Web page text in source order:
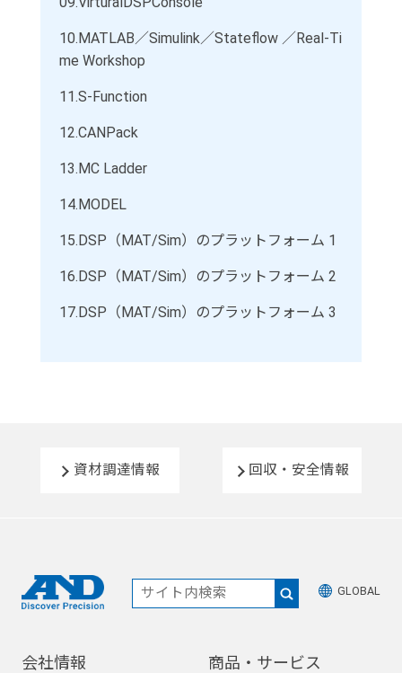
10. MATLAB／Simulink／Stateflow ／Real-Ti
me Workshop
11.S-Function
12.CANPack
13. MC Ladder
14. MODEL
15. DSP（MAT/Sim）のプラットフォーム 1
16. DSP（MAT/Sim）のプラットフォーム 2
17. DSP（MAT/Sim）のプラットフォーム 3
資材調達情報 回収・安全情報
GLOBAL
会社情報 商品・サービス